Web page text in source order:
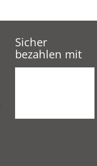
Sicher
bezahlen mit